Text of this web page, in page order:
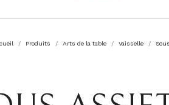
Produits Arts de la table Vaisselle